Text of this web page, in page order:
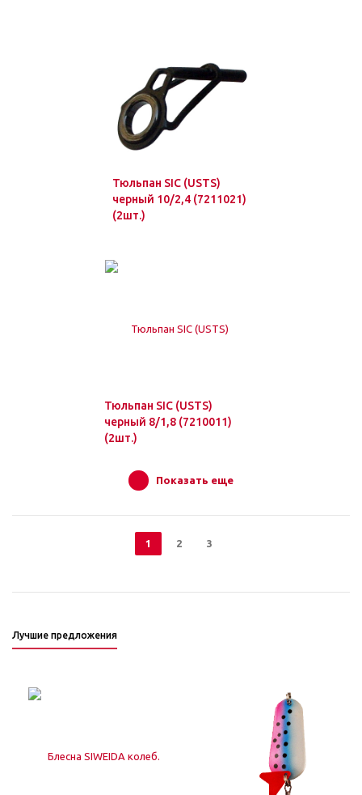
Тюльпан SIC (USTS)
черный 10/2,4 (7211021)
(2шт.)
Тюльпан SIC (USTS)
черный 8/1,8 (7210011)
(2шт.)
Показать еще
1 2 3
Лучшие предложения